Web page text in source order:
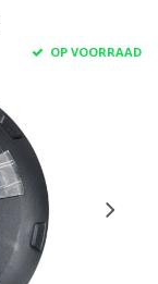
OP VOORRAAD